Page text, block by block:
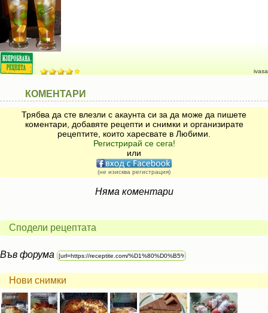
ivasa
КОМЕНТАРИ
Трябва да сте влезли с акаунта си за да може да пишете
коментари, добавяте рецепти и снимки и организирате
рецептите, които харесвате в Любими.
Регистрирай се сега!
или
(не изисква регистрация)
Няма коментари
Сподели рецептата
Във форума
Нови снимки